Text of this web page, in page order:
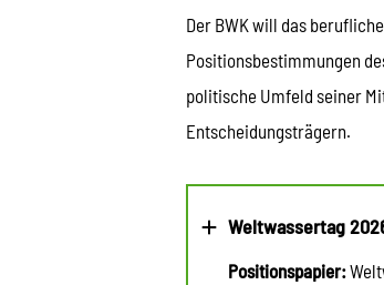
Der BWK will das
Positionsbestimmungen
politische Umfeld seiner
Entscheidungsträgern.
Weltwassertag
Positionspapier: